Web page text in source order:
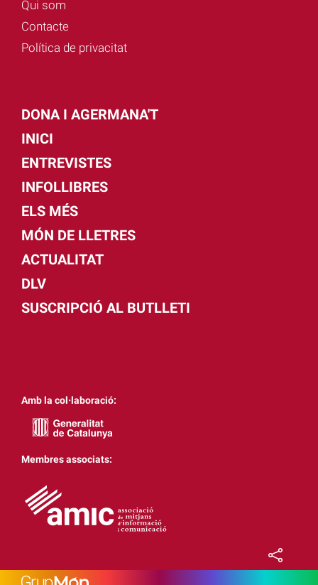
Qui som
Contacte
Política de privacitat
DONA I AGERMANA'T
INICI
ENTREVISTES
INFOLLIBRES
ELS MÉS
MÓN DE LLETRES
ACTUALITAT
DLV
SUSCRIPCIÓ AL BUTLLETI
Amb la col·laboració:
Membres associats: